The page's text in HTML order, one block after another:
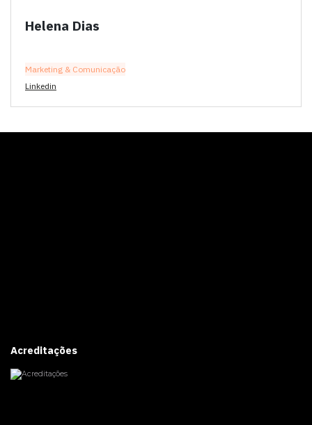
Helena Dias
Marketing & Comunicação
Linkedin
Acreditações